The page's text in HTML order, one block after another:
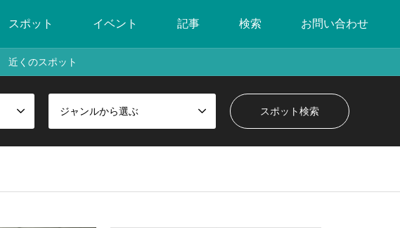
スポット イベント 記事 検索 お問い合わせ
近くのスポット
ジャンルから選ぶ